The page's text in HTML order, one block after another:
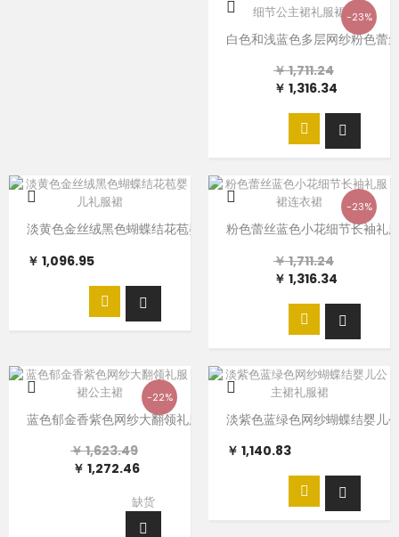
-23%
白色和浅蓝色多层网纱粉色蕾
￥ 1,711.24
￥ 1,316.34
淡黄色金丝绒黑色蝴蝶结花苞婴儿礼服裙
￥ 1,096.95
-23%
粉色蕾丝蓝色小花细节长袖礼
￥ 1,711.24
￥ 1,316.34
-22%
蓝色郁金香紫色网纱大翻领礼服裙公主裙
￥ 1,623.49
￥ 1,272.46
缺货
淡紫色蓝绿色网纱蝴蝶结婴儿
￥ 1,140.83